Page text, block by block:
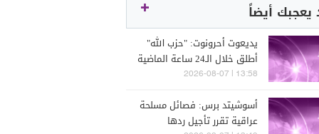
يعجبك أيضاً
يديعوت أحرونوت: "حزب الله"
أطلق خلال الـ24 ساعة الماضية
مسيّرة مفخخة باتجاه قوة
لبنان والجيش الإسرائيلي تكتم
على الحادث
13:58 | 2026-08-07
أسوشيتد برس: فصائل مسلحة
عراقية تقرر تأجيل ردها